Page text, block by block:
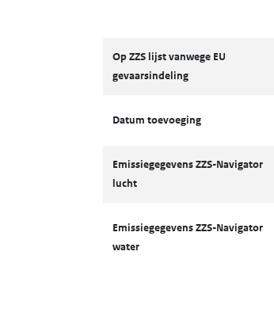
Op ZZS lijst vanwege EU
gevaarsindeling
Datum toevoeging
Emissiegegevens ZZS-Navigator
lucht
Emissiegegevens ZZS-Navigator
water